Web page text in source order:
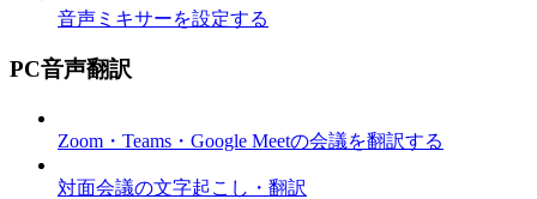
音声ミキサーを設定する
PC音声翻訳
Zoom・Teams・Google Meetの会議を翻訳する
対面会議の文字起こし・翻訳